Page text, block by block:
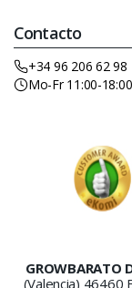
Contacto
+34 96 206 62 98
Mo-Fr 11:00-
GROWBARATO
(Valencia)